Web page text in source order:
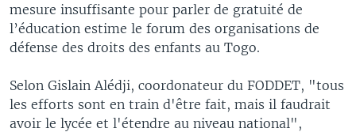
mesure insuffisante pour parler de gratuité de
l’éducation estime le forum des organisations de
défense des droits des enfants au Togo.
Selon Gislain Alédji, coordonateur du FODDET, "tous
les efforts sont en train d'être fait, mais il faudrait
avoir le lycée et l'étendre au niveau national",